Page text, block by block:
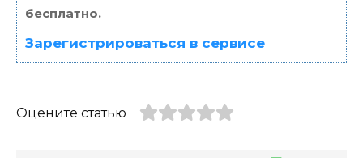
бесплатно.
Зарегистрироваться в сервисе
Оцените статью